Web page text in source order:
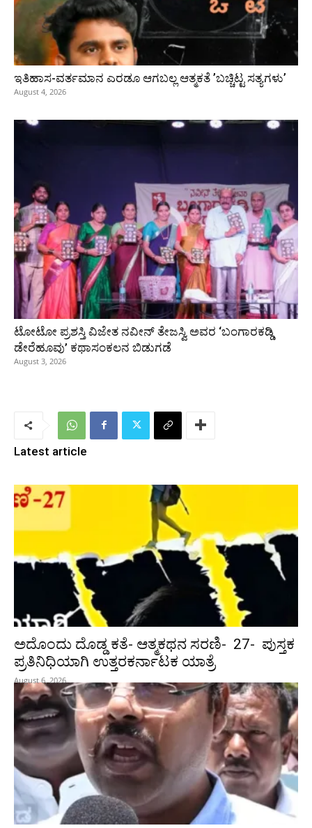
ಇತಿಹಾಸ-ವರ್ತಮಾನ ಎರಡೂ ಆಗಬಲ್ಲ ಆತ್ಮಕತೆ ʼಬಚ್ಚಿಟ್ಟ ಸತ್ಯಗಳುʼ
August 4, 2026
ಟೋಟೋ ಪ್ರಶಸ್ತಿ ವಿಜೇತ ನವೀನ್ ತೇಜಸ್ವಿ ಅವರ ‘ಬಂಗಾರಕಡ್ಡಿ
ಡೇರೆಹೂವು’ ಕಥಾಸಂಕಲನ ಬಿಡುಗಡೆ
August 3, 2026
Latest article
ಅದೊಂದು ದೊಡ್ಡ ಕತೆ- ಆತ್ಮಕಥನ ಸರಣಿ- 27- ಪುಸ್ತಕ
ಪ್ರತಿನಿಧಿಯಾಗಿ ಉತ್ತರಕರ್ನಾಟಕ ಯಾತ್ರೆ
August 6, 2026